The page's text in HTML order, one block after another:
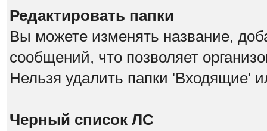
Редактировать папки
Вы можете изменять название,
сообщений, что позволяет
Нельзя удалить папки 'Входящие'
Черный список ЛС